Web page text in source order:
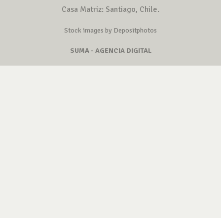
Casa Matriz: Santiago, Chile.
Stock images by Depositphotos
SUMA - AGENCIA DIGITAL